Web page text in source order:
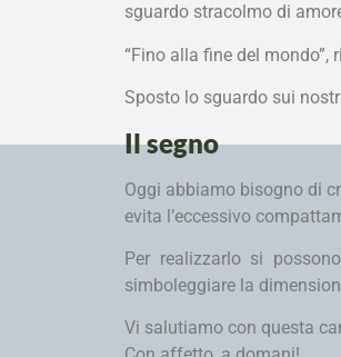
sguardo stracolmo di
“Fino alla fine del mondo”,
Sposto lo sguardo sui
Il segno
Oggi abbiamo bisogno di
evita l’eccessivo
Per realizzarlo si
simboleggiare la
Vi salutiamo con questa